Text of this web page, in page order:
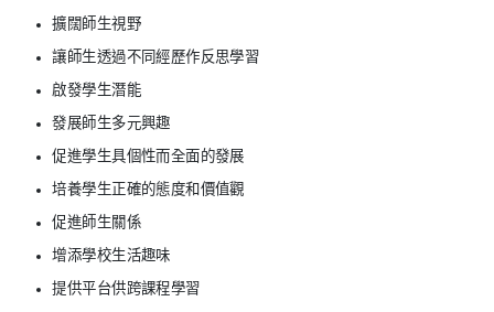
擴闊師生視野
讓師生透過不同經歷作反思學習
啟發學生潛能
發展師生多元興趣
促進學生具個性而全面的發展
培養學生正確的態度和價值觀
促進師生關係
增添學校生活趣味
提供平台供跨課程學習